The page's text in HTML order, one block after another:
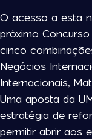
O acesso a esta
próximo
cinco
Negócios
Internacionais,
Uma aposta da
estratégia de
permitir abrir aos